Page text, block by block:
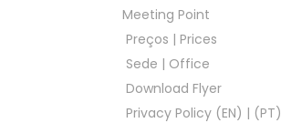
Meeting Point
Preços | Prices
Sede | Office
Download Flyer
Privacy Policy (EN) | (PT)